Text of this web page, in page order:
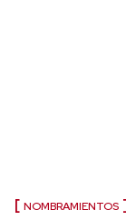
NOMBRAMIENTOS